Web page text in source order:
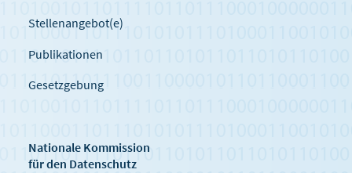
Stellenangebot(e)
Publikationen
Gesetzgebung
Nationale Kommission
für den Datenschutz